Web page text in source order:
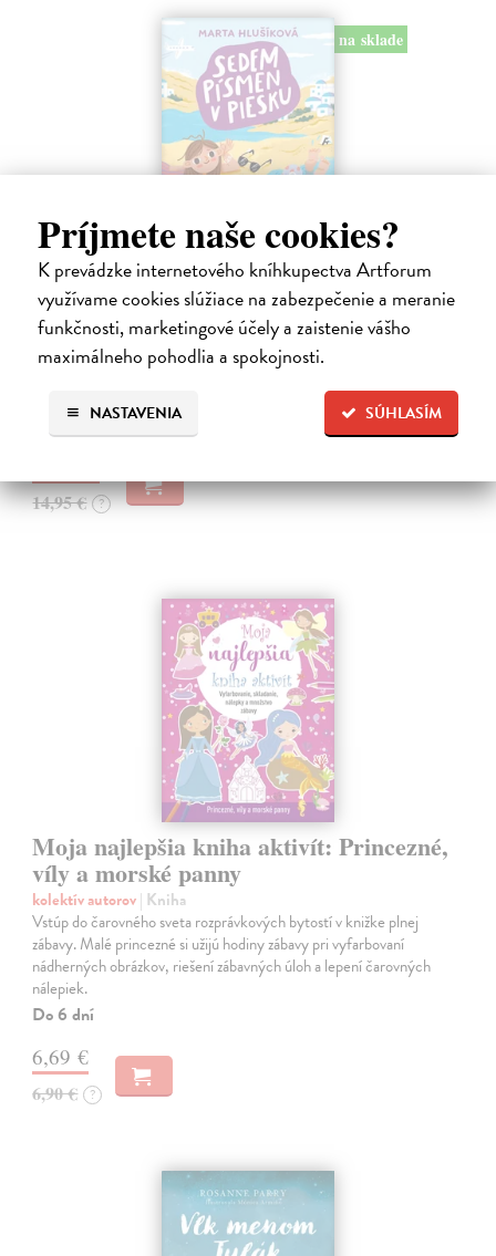
Príjmete naše cookies?
K prevádzke internetového kníhkupectva Artforum
využívame cookies slúžiace na zabezpečenie a meranie
funkčnosti, marketingové účely a zaistenie vášho
maximálneho pohodlia a spokojnosti.
SÚHLASÍM
NASTAVENIA
na sklade
Sedem písmen v piesku
Hlušíková Marta| Kniha
Dovolenka na Kréte je niekedy plná prekvapení. Súrodenci Noro a
Anabela pri mori spoznávajú svojráznych Chrtovcov, natrafia na
usušenú jaštericu, zaujmú ich Uwe a Hans, ktorí sú takmer celé dni
Na sklade ?
14,95 € ?
Moja najlepšia kniha aktivít: Princezné,
víly a morské panny
kolektív autorov| Kniha
Vstúp do čarovného sveta rozprávkových bytostí v knižke plnej
zábavy. Malé princezné si užijú hodiny zábavy pri vyfarbovaní
nádherných obrázkov, riešení zábavných úloh a lepení čarovných
nálepiek.
Do 6 dní
6,69 €
6,90 € ?